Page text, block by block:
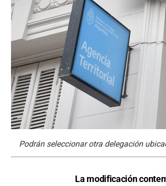
Podrán seleccionar otra delegación
La modificación